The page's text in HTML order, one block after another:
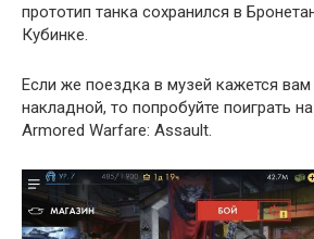
прототип танка сохранился в
Кубинке.
Если же поездка в музей кажется
накладной, то попробуйте поиграть
Armored Warfare: Assault.